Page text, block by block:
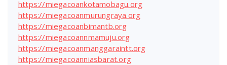
https://miegacoankotamobagu.org
https://miegacoanmurungraya.org
https://miegacoanbimantb.org
https://miegacoannmamuju.org
https://miegacoanmanggaraintt.org
https://miegacoanniasbarat.org